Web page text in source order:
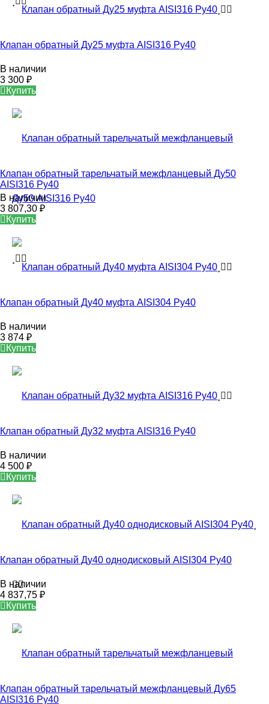
Клапан обратный Ду25 муфта AISI316 Ру40
В наличии
3 300 ₽
Купить
Клапан обратный тарельчатый межфланцевый Ду50
AISI316 Ру40
В наличии
3 807,30 ₽
Купить
Клапан обратный Ду40 муфта AISI304 Ру40
В наличии
3 874 ₽
Купить
Клапан обратный Ду32 муфта AISI316 Ру40
В наличии
4 500 ₽
Купить
Клапан обратный Ду40 однодисковый AISI304 Ру40
В наличии
4 837,75 ₽
Купить
Клапан обратный тарельчатый межфланцевый Ду65
AISI316 Ру40